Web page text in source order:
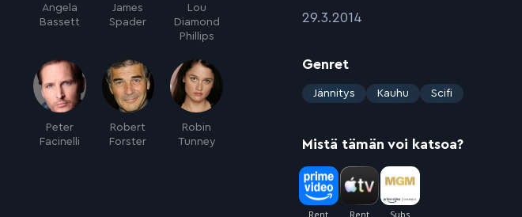
Angela
Bassett
James
Spader
Lou
Diamond
Phillips
Peter
Facinelli
Robert
Forster
Robin
Tunney
:29.3.2014
Genret
:
Jännitys Kauhu Scifi
Mistä tämän voi katsoa?